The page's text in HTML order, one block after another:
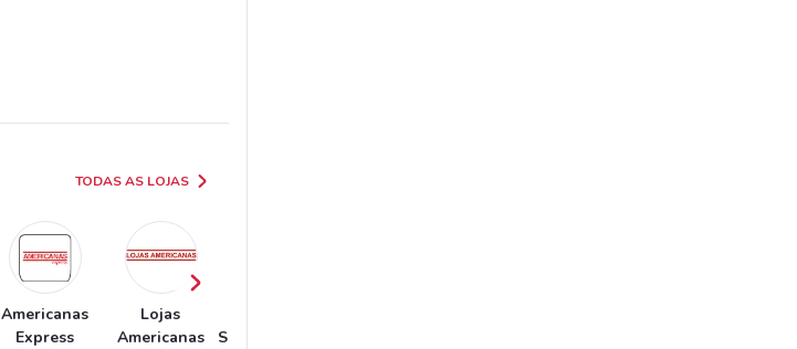
TODAS AS LOJAS
Americanas
Express
Lojas
Americanas
Supermercados